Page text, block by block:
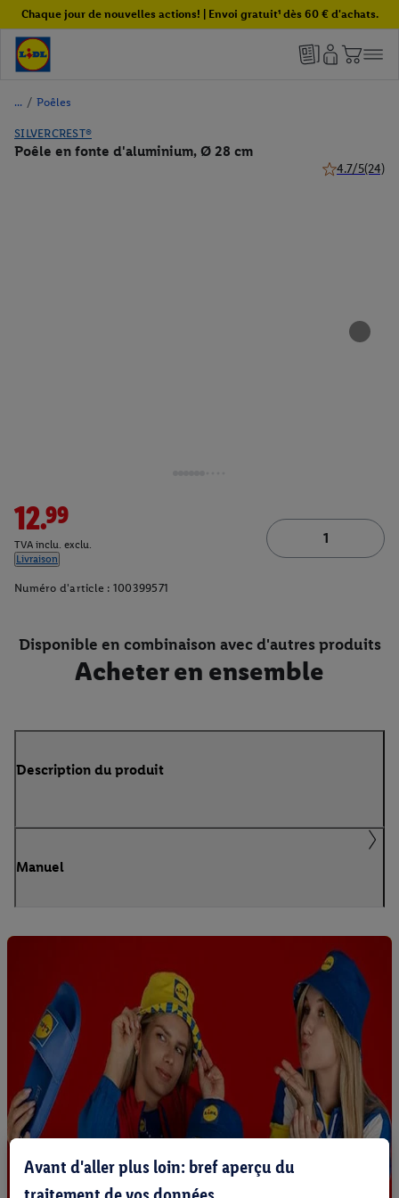
Chaque jour de nouvelles actions! | Envoi gratuit¹ dès 60 € d'achats.
/ Poêles
SILVERCREST®
Poêle en fonte d'aluminium, Ø 28 cm
4.7/5(24)
12.99
TVA inclu. exclu.
Livraison
Numéro d'article : 100399571
Disponible en combinaison avec d'autres produits
Acheter en ensemble
Description du produit
Manuel
Avant d'aller plus loin: bref aperçu du